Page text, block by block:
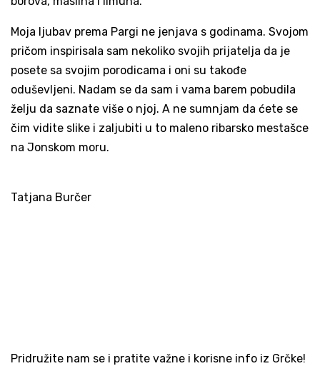
Moja ljubav prema Pargi ne jenjava s godinama. Svojom
pričom inspirisala sam nekoliko svojih prijatelja da je
posete sa svojim porodicama i oni su takođe
oduševljeni. Nadam se da sam i vama barem pobudila
želju da saznate više o njoj. A ne sumnjam da ćete se
čim vidite slike i zaljubiti u to maleno ribarsko mestašce
na Jonskom moru.
Tatjana Burčer
Pridružite nam se i pratite važne i korisne info iz Grčke!